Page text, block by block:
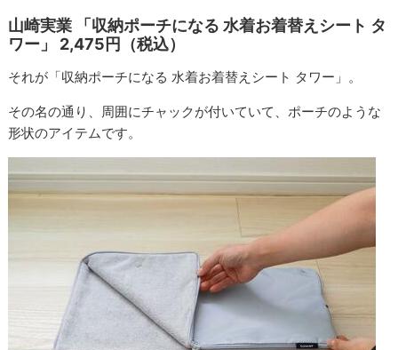
山崎実業 「収納ポーチになる 水着お着替えシート タ
ワー」 2,475円（税込）
それが「収納ポーチになる 水着お着替えシート タワー」。
その名の通り、周囲にチャックが付いていて、ポーチのような
形状のアイテムです。